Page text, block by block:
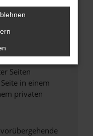
Seiten
in einem
privaten